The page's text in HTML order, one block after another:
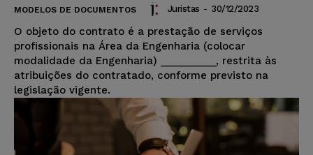
MODELOS DE DOCUMENTOS Juristas - 30/12/2023
O objeto do contrato é a prestação de serviços
profissionais na Área da Engenharia (colocar
modalidade da Engenharia) __________, restrita às
atribuições do contratado, conforme previsto na
legislação vigente.